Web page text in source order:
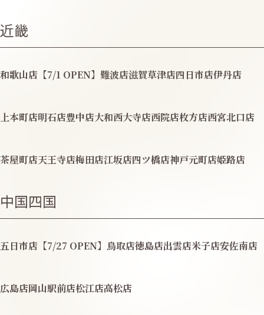
近畿
和歌山店【7/1 OPEN】 難波店滋賀草津店四日市店伊丹店
上本町店明石店豊中店大和西大寺店西院店枚方店西宮北口店
茶屋町店天王寺店梅田店江坂店四ツ橋店神戸元町店姫路店
中国四国
五日市店【7/27 OPEN】 鳥取店徳島店出雲店米子店安佐南店
広島店岡山駅前店松江店高松店